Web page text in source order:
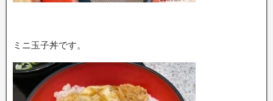
ミニ玉子丼です。